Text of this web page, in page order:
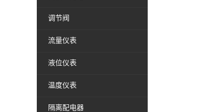
调节阀
流量仪表
液位仪表
温度仪表
隔离配电器